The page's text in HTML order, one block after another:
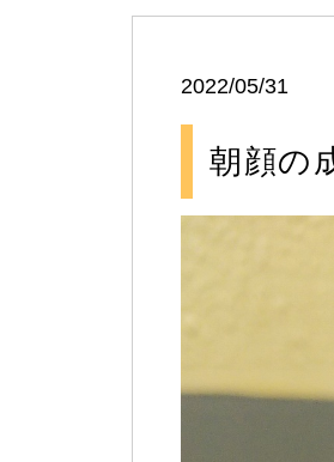
2022/05/31
朝顔の